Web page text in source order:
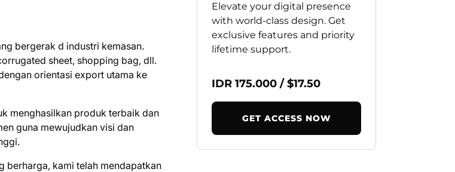
bergerak d industri kemasan.
sheet, shopping bag, dll.
orientasi export utama ke
menghasilkan produk terbaik dan
guna mewujudkan visi dan
berharga, kami telah mendapatkan
Elevate your digital presence
with world-class design. Get
exclusive features and priority
lifetime support.
IDR 175.000 / $17.50
GET ACCESS NOW